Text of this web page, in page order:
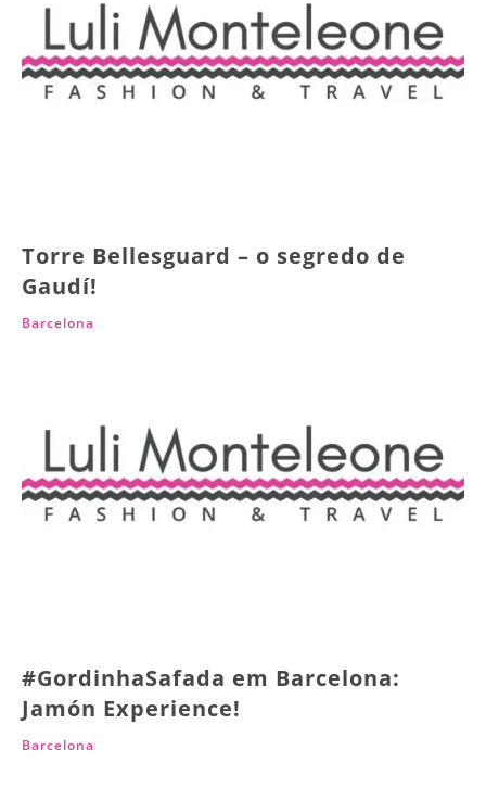
Torre Bellesguard – o segredo de
Gaudí!
Barcelona
#GordinhaSafada em Barcelona:
Jamón Experience!
Barcelona